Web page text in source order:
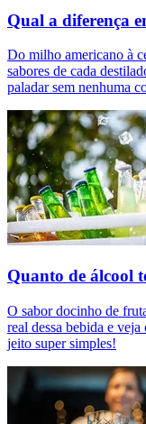
Qual a diferença
Do milho americano à
sabores de cada
paladar sem nenhuma
Quanto de álcool
O sabor docinho de
real dessa bebida e
jeito super simples!